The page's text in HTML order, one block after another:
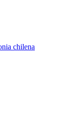
chilena